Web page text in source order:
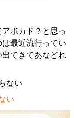
ボカド？と思っ
最近流行ってい
出てきてあなどれ
い